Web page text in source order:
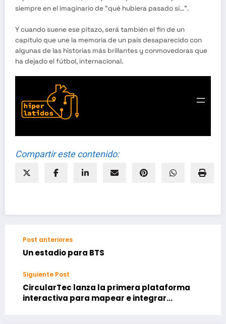
siempre en el imaginario de “qué hubiera pasado sí…”.
Y cuando suene ese pitazo, será también el fin de un
capítulo que une la memoria de un país desaparecido con
algunas de las historias más brillantes y conmovedoras que
ha dejado el fútbol, internacional.
Compartir este contenido:
Post anteriores
Un estadio para BTS
Siguiente Post
CircularTec lanza la primera plataforma
interactiva para mapear e integrar